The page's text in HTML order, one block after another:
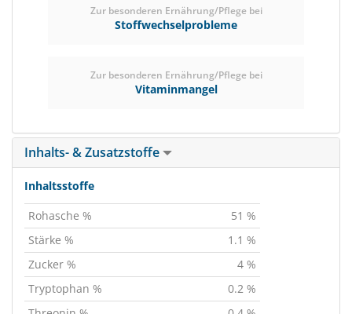
Zur besonderen Ernährung/Pflege bei
Stoffwechselprobleme
Zur besonderen Ernährung/Pflege bei
Vitaminmangel
Inhalts- & Zusatzstoffe
Inhaltsstoffe
Rohasche %
51 %
Stärke %
1.1 %
Zucker %
4 %
Tryptophan %
0.2 %